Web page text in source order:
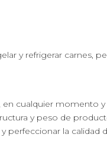
y refrigerar carnes,
en cualquier momento y
y peso de
perfeccionar la calidad